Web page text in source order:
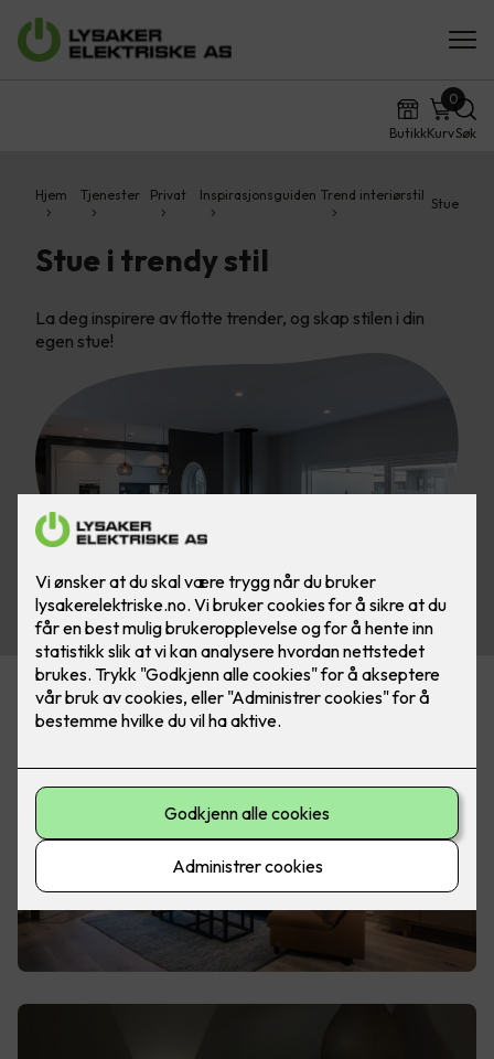
ButikkKurv
0
Søk
Hjem Tjenester Privat Inspirasjonsguiden Trend interiørstil
Stue
Stue i trendy stil
La deg inspirere av flotte trender, og skap stilen i din
egen stue!